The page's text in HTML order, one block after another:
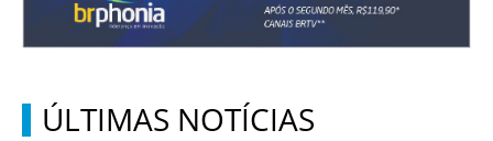
ÚLTIMAS NOTÍCIAS